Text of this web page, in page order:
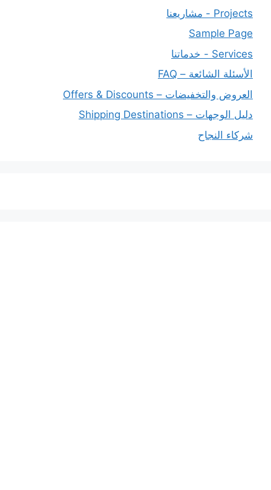
Projects - مشاريعنا
Sample Page
Services - خدماتنا
الأسئلة الشائعة – FAQ
العروض والتخفيضات – Offers & Discounts
دليل الوجهات – Shipping Destinations
شركاء النجاح